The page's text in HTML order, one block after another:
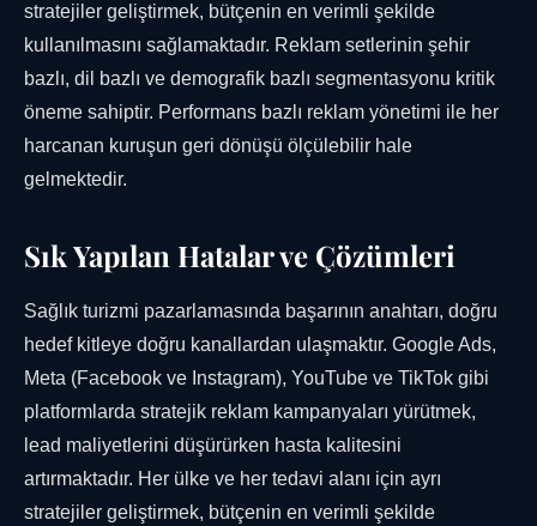
stratejiler geliştirmek, bütçenin en verimli şekilde
kullanılmasını sağlamaktadır. Reklam setlerinin şehir
bazlı, dil bazlı ve demografik bazlı segmentasyonu kritik
öneme sahiptir. Performans bazlı reklam yönetimi ile her
harcanan kuruşun geri dönüşü ölçülebilir hale
gelmektedir.
Sık Yapılan Hatalar ve Çözümleri
Sağlık turizmi pazarlamasında başarının anahtarı, doğru
hedef kitleye doğru kanallardan ulaşmaktır. Google Ads,
Meta (Facebook ve Instagram), YouTube ve TikTok gibi
platformlarda stratejik reklam kampanyaları yürütmek,
lead maliyetlerini düşürürken hasta kalitesini
artırmaktadır. Her ülke ve her tedavi alanı için ayrı
stratejiler geliştirmek, bütçenin en verimli şekilde